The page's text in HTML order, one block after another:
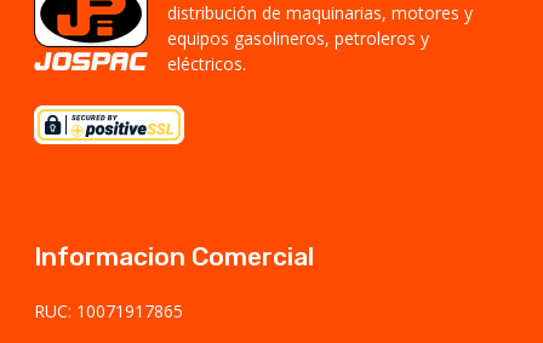
distribución de maquinarias, motores y
equipos gasolineros, petroleros y
eléctricos.
Informacion Comercial
RUC: 10071917865